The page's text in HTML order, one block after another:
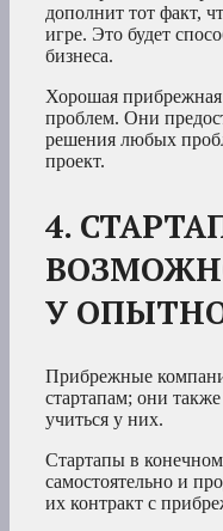
дополнит тот факт,
игре. Это будет
бизнеса.
Хорошая
проблем. Они
решения любых
проект.
4.
У
Прибрежные
стартапам; они
учиться у них.
Стартапы в конечном
самостоятельно и
их контракт с